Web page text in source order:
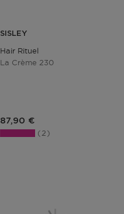
SISLEY
Hair Rituel
La Crème 230
Prix du produit
87,90 €
2